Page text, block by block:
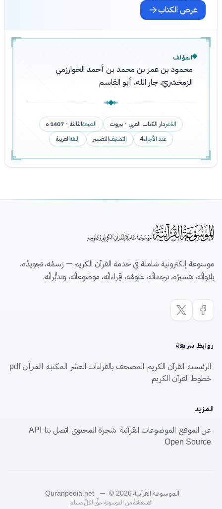
عرض الكتاب
المؤلف
محمود بن عمر بن محمد بن أحمد الخوارزمي
الزمخشريّ، جار الله، أبو القاسم
الناشردار الكتاب العربي - بيروت الطبعةالثالثة - 1407 ه
عدد الأجزاء4 التصنيفالتفسير اللغةالعربية
موسوعة إلكترونية شاملة في خدمة القرآن الكريم — رَسمُه، تجويدُه،
تِلاواتُه، تفسيرُه، ترجماتُه، علومُه، قِراءاتُه، موضوعاتُه، وتدبُّراتُه.
روابط سريعة
الرئيسية القرآن الكريم المصحف بالقراءات العشر المكتبة القرآن pdf
خطوط القرآن الكريم
المزيد
عن الموقع الموضوعات القرآنية شجرة المحتوى اتصل بنا
API
Open Source
الموسوعة القرآنية Quranpedia.net — © 2026
الاستفادةُ من الموسوعةِ حقٌّ لكلِّ مسلم